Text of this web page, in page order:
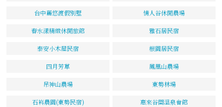
台中麗悠渡假別墅 情人谷休閒農場
春水漾精緻休閒旅館 雅石居民宿
泰安小木屋民宿 根園居民宿
四月芳草 鳳凰山農場
吊神山農場 東勢林場
石嵙農園(東勢民宿) 惠來谷關溫泉會館